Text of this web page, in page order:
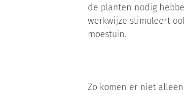
de planten nodig
werkwijze stimuleert
moestuin.
Zo komen er niet